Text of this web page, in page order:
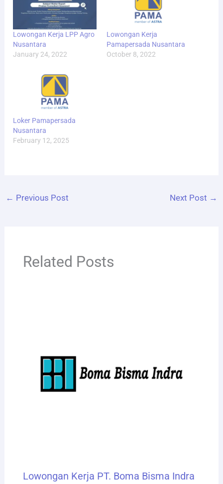
Lowongan Kerja LPP Agro
Nusantara
January 24, 2022
Lowongan Kerja
Pamapersada Nusantara
October 8, 2022
Loker Pamapersada
Nusantara
February 12, 2025
← Previous Post Next Post →
Related Posts
Lowongan Kerja PT. Boma Bisma Indra